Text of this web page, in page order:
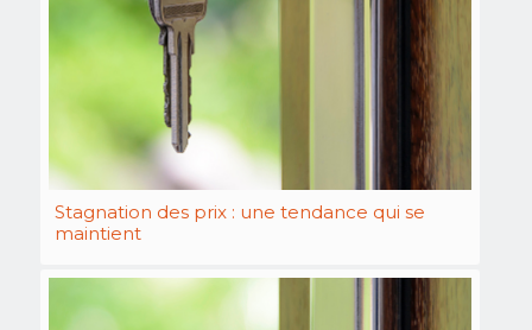
Stagnation des prix : une tendance qui se
maintient